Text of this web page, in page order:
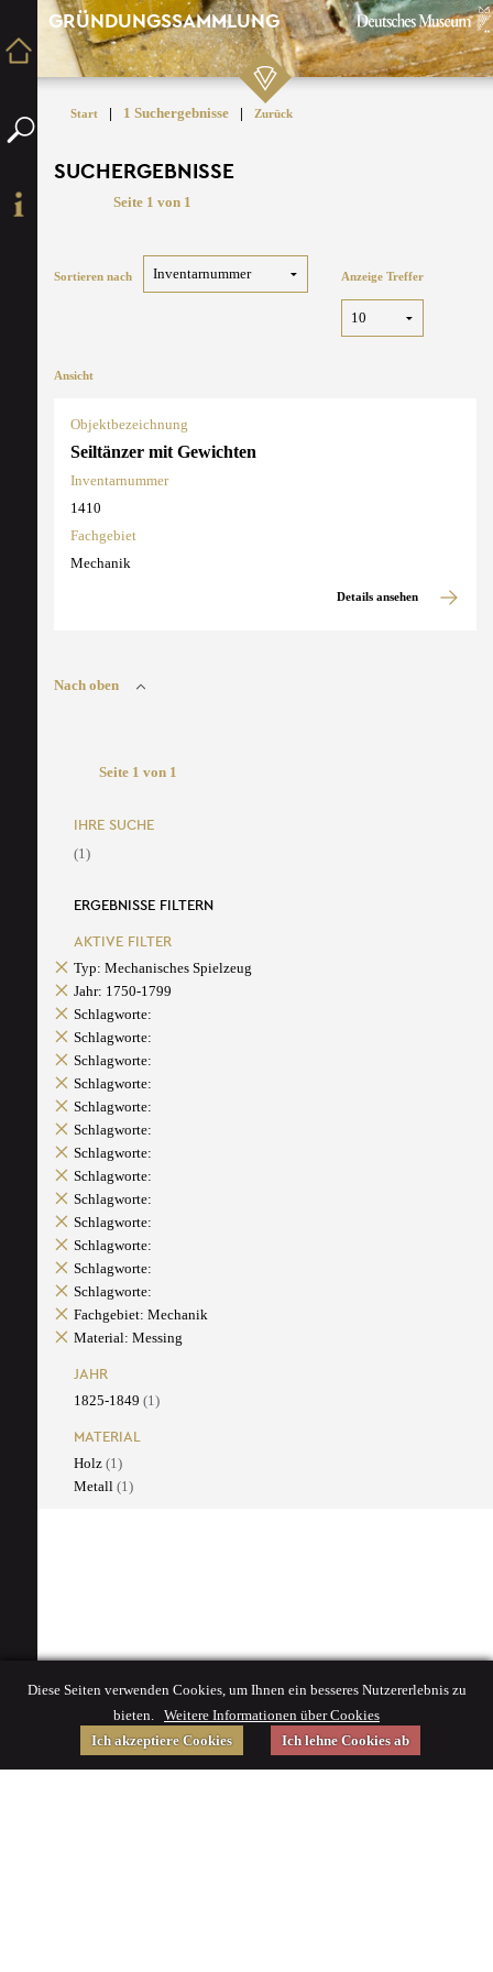
GRÜNDUNGSSAMMLUNG
Start | 1 Suchergebnisse | Zurück
SUCHERGEBNISSE
Seite 1 von 1
Sortieren nach Anzeige Treffer
Ansicht
Objektbezeichnung
Seiltänzer mit Gewichten
Inventarnummer
1410
Fachgebiet
Mechanik
Details ansehen
Nach oben
Seite 1 von 1
IHRE SUCHE
(1)
ERGEBNISSE FILTERN
AKTIVE FILTER
Typ: Mechanisches Spielzeug
Jahr: 1750-1799
Schlagworte:
Schlagworte:
Schlagworte:
Schlagworte:
Schlagworte:
Schlagworte:
Schlagworte:
Schlagworte:
Schlagworte:
Schlagworte:
Schlagworte:
Schlagworte:
Schlagworte:
Fachgebiet: Mechanik
Material: Messing
JAHR
1825-1849 (1)
MATERIAL
Holz (1)
Metall (1)
Diese Seiten verwenden Cookies, um Ihnen ein besseres Nutzererlebnis zu
bieten. Weitere Informationen über Cookies
Ich akzeptiere Cookies
Ich lehne Cookies ab